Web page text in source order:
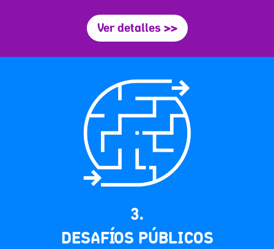
Ver detalles >>
3.
DESAFÍOS PÚBLICOS